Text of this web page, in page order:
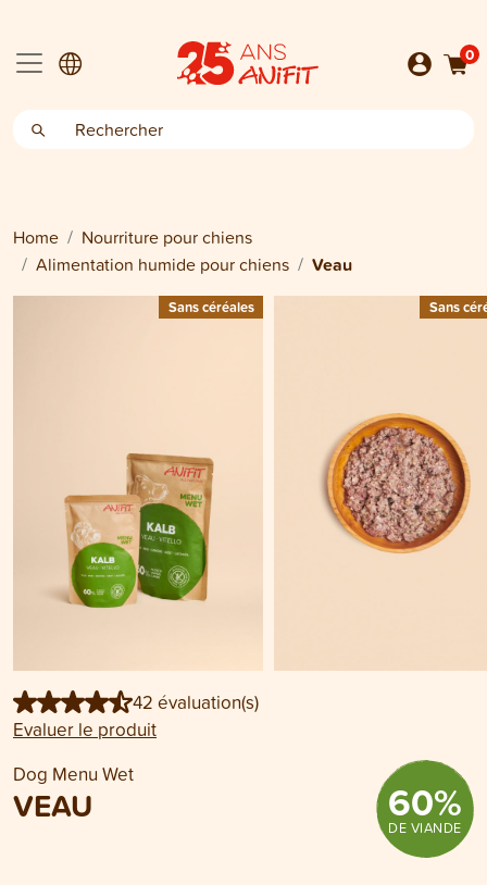
0
Home
Nourriture pour chiens
Alimentation humide pour chiens
Veau
Sans céréales Sans
42 évaluation(s)
Evaluer le produit
Dog Menu Wet
VEAU 60%
DE VIANDE